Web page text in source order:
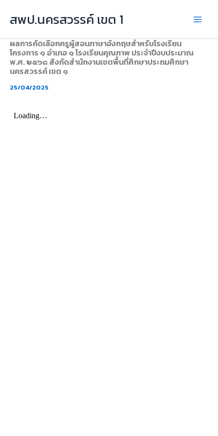
สพป.นครสวรรค์ เขต 1
ผลการคัดเลือกครูผู้สอนภาษาอังกฤษสำหรับโรงเรียน
โครงการ ๑ อำเภอ ๑ โรงเรียนคุณภาพ ประจำปีงบประมาณ
พ.ศ. ๒๕๖๘ สังกัดสำนักงานเขตพื้นที่ศึกษาประถมศึกษา
นครสวรรค์ เขต ๑
25/04/2025